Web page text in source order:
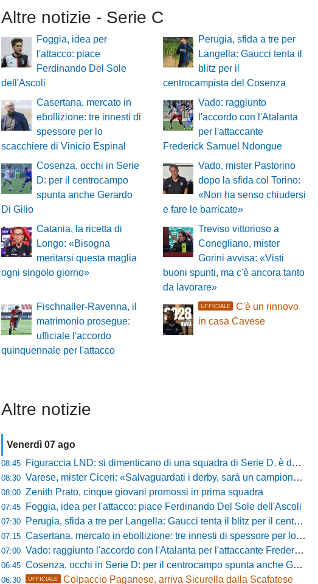
Altre notizie - Serie C
Foggia, idea per
l'attacco: piace
Ferdinando Del Sole
dell'Ascoli
Perugia, sfida a tre per
Langella: Gaucci tenta il
blitz per il
centrocampista del Cosenza
Casertana, mercato in
ebollizione: tre innesti di
spessore per lo
scacchiere di Vinicio Espinal
Vado: raggiunto
l'accordo con l'Atalanta
per l'attaccante
Frederick Samuel Ndongue
Cosenza, occhi in Serie
D: per il centrocampo
spunta anche Gerardo
Di Gilio
Vado, mister Pastorino
dopo la sfida col Torino:
«Non ha senso chiudersi
e fare le barricate»
Catania, la ricetta di
Longo: «Bisogna
meritarsi questa maglia
ogni singolo giorno»
Treviso vittorioso a
Conegliano, mister
Gorini avvisa: «Visti
buoni spunti, ma c'è ancora tanto
da lavorare»
Fischnaller-Ravenna, il
matrimonio prosegue:
ufficiale l'accordo
quinquennale per l'attacco
UFFICIALE
C'è un rinnovo
in casa Cavese
Altre notizie
Venerdì 07 ago
08:45 Figuraccia LND: si dimenticano di una squadra di Serie D, è da rifare il programma Coppa Italia
08:30 Varese, mister Ciceri: «Salvaguardati i derby, sarà un campionato avvincente»
08:00 Zenith Prato, cinque giovani promossi in prima squadra
07:45 Foggia, idea per l'attacco: piace Ferdinando Del Sole dell'Ascoli
07:30 Perugia, sfida a tre per Langella: Gaucci tenta il blitz per il centrocampista del Cosenza
07:15 Casertana, mercato in ebollizione: tre innesti di spessore per lo scacchiere di Vinicio Espinal
07:00 Vado: raggiunto l'accordo con l'Atalanta per l'attaccante Frederick Samuel Ndongue
06:45 Cosenza, occhi in Serie D: per il centrocampo spunta anche Gerardo Di Gilio
06:30 UFFICIALE Colpaccio Paganese, arriva Sicurella dalla Scafatese